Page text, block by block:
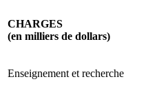
CHARGES
(en milliers de dollars)
Enseignement et recherche